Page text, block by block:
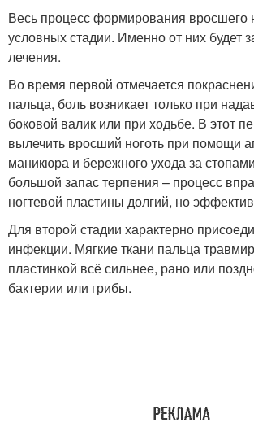
Весь процесс формирования вросшего
условных стадии. Именно от них будет
лечения.
Во время первой отмечается
пальца, боль возникает только при
боковой валик или при ходьбе. В этот
вылечить вросший ноготь при помощи
маникюра и бережного ухода за
большой запас терпения – процесс
ногтевой пластины долгий, но
Для второй стадии характерно
инфекции. Мягкие ткани пальца
пластинкой всё сильнее, рано или
бактерии или грибы.